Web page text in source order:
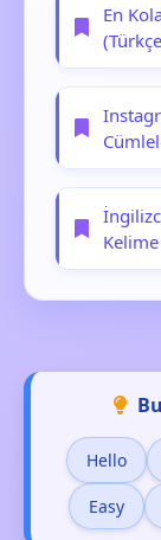
En
Kelime
Hello
Easy